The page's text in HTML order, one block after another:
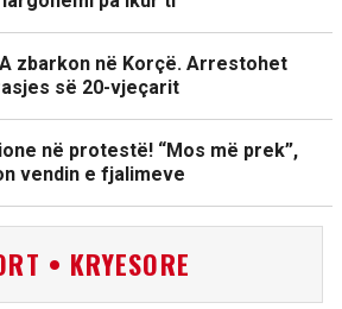
zbarkon në Korçë. Arrestohet
së 20-vjeçarit
në protestë! “Mos më prek”,
vendin e fjalimeve
• KRYESORE